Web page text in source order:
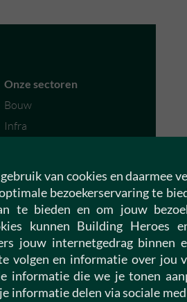
Onze sectoren
Bouw
Infra
Woningcorporaties
Building Leaders
Leaders vacature
Open sollicitatie
van cookies en daarmee
bezoekerservaring te
te bieden en om jouw
kunnen Building Heroes
jouw internetgedrag binnen
volgen en informatie over jou
informatie die we je tonen
informatie delen via sociale